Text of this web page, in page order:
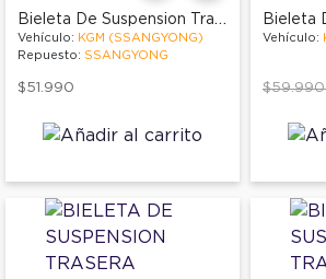
Bieleta De Suspension Trasera
Vehículo: KGM (SSANGYONG)
Repuesto: SSANGYONG
$51.990
Vehículo:
Price